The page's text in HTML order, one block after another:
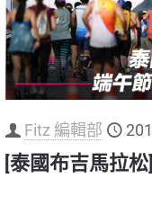
Fitz 編輯部
[泰國布吉馬拉